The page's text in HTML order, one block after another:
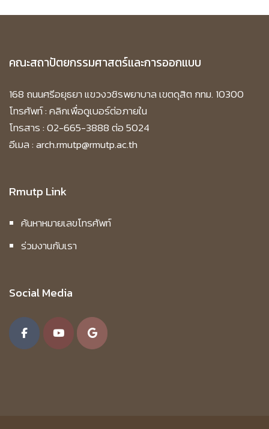
คณะสถาปัตยกรรมศาสตร์และการออกแบบ
168 ถนนศรีอยุธยา แขวงวชิรพยาบาล เขตดุสิต กทม. 10300
โทรศัพท์ :คลิกเพื่อดูเบอร์ต่อภายใน
โทรสาร : 02-665-3888 ต่อ 5024
อีเมล : arch.rmutp@rmutp.ac.th
Rmutp Link
ค้นหาหมายเลขโทรศัพท์
ร่วมงานกับเรา
Social Media